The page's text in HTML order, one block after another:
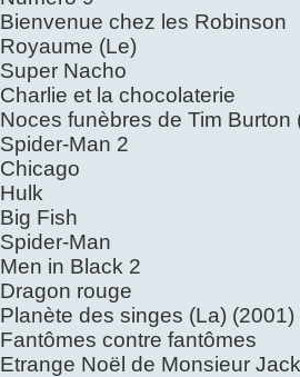
Bienvenue chez les Robinson
Royaume (Le)
Super Nacho
Charlie et la chocolaterie
Noces funèbres de Tim Burton
Spider-Man 2
Chicago
Hulk
Big Fish
Spider-Man
Men in Black 2
Dragon rouge
Planète des singes (La) (2001)
Fantômes contre fantômes
Etrange Noël de Monsieur